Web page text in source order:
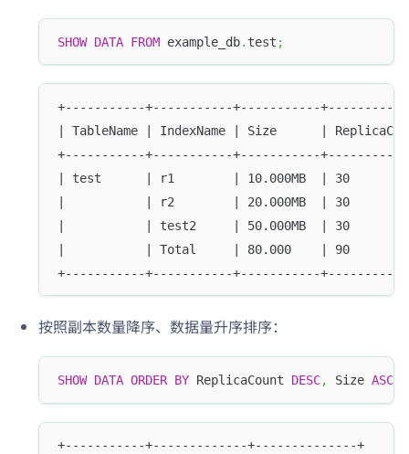
SHOW DATA FROM example_db. test ;
+-----------+-----------+-----------
| TableName | IndexName | Size      |
+-----------+-----------+-----------
| test      | r1        | 10.000MB  | 30
|           | r2        | 20.000MB  | 30
|           | test2     | 50.000MB  | 30
|           | Total     | 80.000    | 90
+-----------+-----------+-----------
按照副本数量降序、数据量升序排序：
SHOW DATA ORDER BY ReplicaCount DESC, Size ASC
+-----------+-------------+--------------+